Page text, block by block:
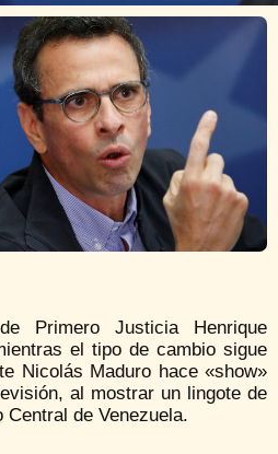
Primero Justicia Henrique
el tipo de cambio sigue
Nicolás Maduro hace «show»
al mostrar un lingote de
de Venezuela.